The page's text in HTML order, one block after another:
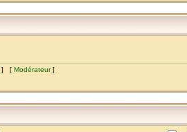
] [ Modérateur]